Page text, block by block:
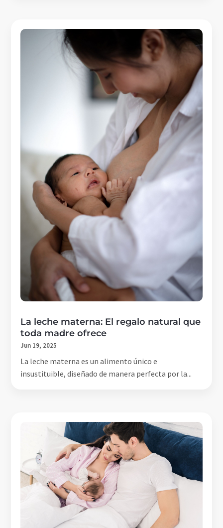
La leche materna: El regalo natural que
toda madre ofrece
Jun 19, 2025
La leche materna es un alimento único e
insustituible, diseñado de manera perfecta por la...